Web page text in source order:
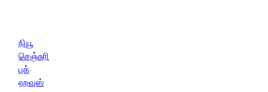
நியூ
செஞ்சுரி
புக்
ஹவுஸ்